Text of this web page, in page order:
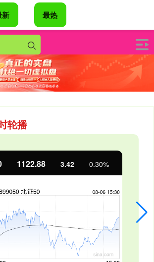
轮播
1122.88 3.42 0.30%
新 最热